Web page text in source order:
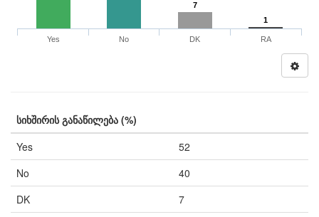
7
1
Yes No DK RA
სიხშირის განაწილება (%)
Yes
52
No
40
DK
7